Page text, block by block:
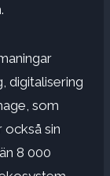
digitalisering
som
också sin
8 000